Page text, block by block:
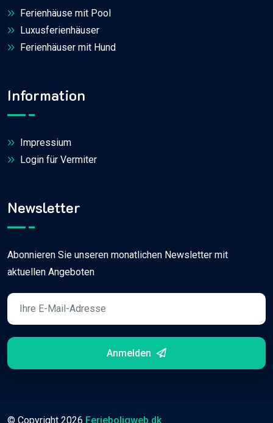
Ferienhäuse mit Pool
Luxusferienhäuser
Ferienhäuser mit Hund
Information
Impressium
Login für Vermiter
Newsletter
Abonnieren Sie unseren monatlichen Newsletter mit
aktuellen Angeboten
Anmelden
© Copyright 2026 Ferieboligweb.dk